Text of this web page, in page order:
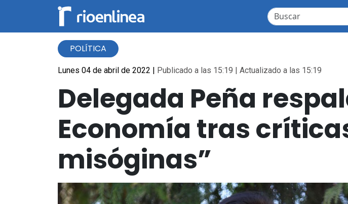
POLÍTICA
Lunes 04 de abril de 2022 | Publicado a las 15:19 | Actualizado a las 15:19
Delegada Peña
Economía tras
misóginas”